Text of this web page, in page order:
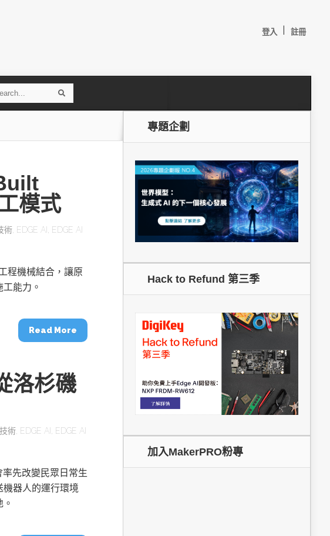
登入 註冊
攜手生態系夥伴分享Edge AI機器
驗
OpenVINO×ExecuTorch：解鎖英特爾架構AI PC模型
推論效能新境界
的訣竅
Codex Micro專屬控
r
模式
術 EDGE AI
EDGE AI
程機械結合，讓原
能力。
Read More
洛杉磯
術 EDGE AI
EDGE AI
先改變民眾日常生
機器人的運行環境
專題企劃
Hack to Refund 第三季
加入MakerPRO粉專